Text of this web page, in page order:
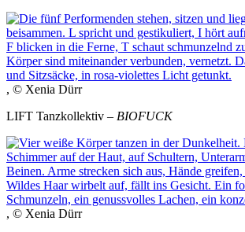
, © Xenia Dürr
LIFT Tanzkollektiv – BIOFUCK
, © Xenia Dürr